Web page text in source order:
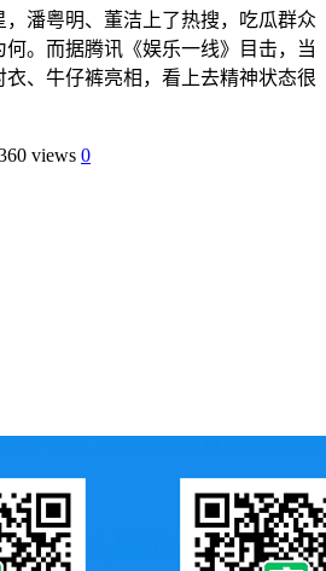
潘粤明、董洁上了热搜，吃瓜群众
。而据腾讯《娱乐一线》目击，当
、牛仔裤亮相，看上去精神状态很
views 0